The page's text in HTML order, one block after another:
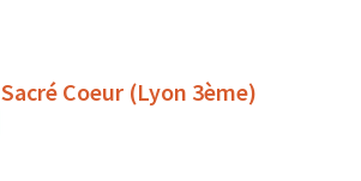
Coeur (Lyon 3ème)